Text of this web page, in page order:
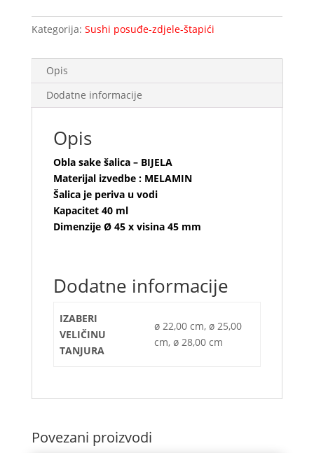
Kategorija: Sushi posuđe-zdjele-štapići
Opis
Dodatne informacije
Opis
Obla sake šalica – BIJELA
Materijal izvedbe : MELAMIN
Šalica je periva u vodi
Kapacitet 40 ml
Dimenzije Ø 45 x visina 45 mm
Dodatne informacije
IZABERI
VELIČINU
TANJURA
ø 22,00 cm, ø 25,00
cm, ø 28,00 cm
Povezani proizvodi